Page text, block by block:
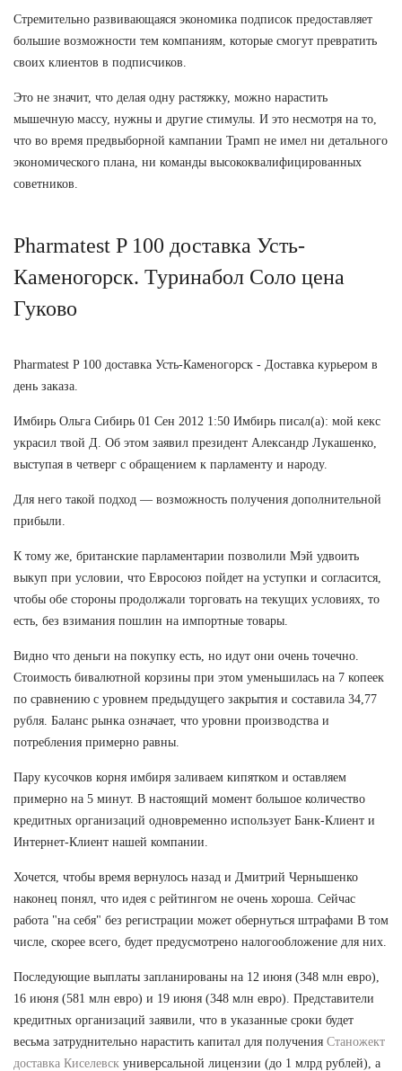
Стремительно развивающаяся экономика подписок предоставляет
большие возможности тем компаниям, которые смогут превратить
своих клиентов в подписчиков.
Это не значит, что делая одну растяжку, можно нарастить
мышечную массу, нужны и другие стимулы. И это несмотря на то,
что во время предвыборной кампании Трамп не имел ни детального
экономического плана, ни команды высококвалифицированных
советников.
Pharmatest P 100 доставка Усть-
Каменогорск. Туринабол Соло цена
Гуково
Pharmatest P 100 доставка Усть-Каменогорск - Доставка курьером в
день заказа.
Имбирь Ольга Сибирь 01 Сен 2012 1:50 Имбирь писал(а): мой кекс
украсил твой Д. Об этом заявил президент Александр Лукашенко,
выступая в четверг с обращением к парламенту и народу.
Для него такой подход — возможность получения дополнительной
прибыли.
К тому же, британские парламентарии позволили Мэй удвоить
выкуп при условии, что Евросоюз пойдет на уступки и согласится,
чтобы обе стороны продолжали торговать на текущих условиях, то
есть, без взимания пошлин на импортные товары.
Видно что деньги на покупку есть, но идут они очень точечно.
Стоимость бивалютной корзины при этом уменьшилась на 7 копеек
по сравнению с уровнем предыдущего закрытия и составила 34,77
рубля. Баланс рынка означает, что уровни производства и
потребления примерно равны.
Пару кусочков корня имбиря заливаем кипятком и оставляем
примерно на 5 минут. В настоящий момент большое количество
кредитных организаций одновременно использует Банк-Клиент и
Интернет-Клиент нашей компании.
Хочется, чтобы время вернулось назад и Дмитрий Чернышенко
наконец понял, что идея с рейтингом не очень хороша. Сейчас
работа "на себя" без регистрации может обернуться штрафами В том
числе, скорее всего, будет предусмотрено налогообложение для них.
Последующие выплаты запланированы на 12 июня (348 млн евро),
16 июня (581 млн евро) и 19 июня (348 млн евро). Представители
кредитных организаций заявили, что в указанные сроки будет
весьма затруднительно нарастить капитал для получения Станожект
доставка Киселевск универсальной лицензии (до 1 млрд рублей), а